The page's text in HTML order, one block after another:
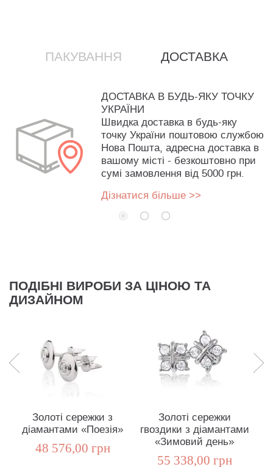
ПАКУВАННЯ ДОСТАВКА
ДОСТАВКА В БУДЬ-ЯКУ ТОЧКУ
УКРАЇНИ
Швидка доставка в будь-яку
точку України поштовою службою
Нова Пошта, адресна доставка в
вашому місті - безкоштовно при
сумі замовлення від 5000 грн.
Дізнатися більше >>
ПОДІБНІ ВИРОБИ ЗА ЦІНОЮ ТА
ДИЗАЙНОМ
Золоті сережки з
діамантами «Поезія»
48 576,00 грн
Золоті сережки
гвоздики з діамантами
«Зимовий день»
55 338,00 грн